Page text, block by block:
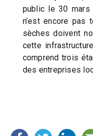
public le 30 mars
n’est encore
sèches doivent
cette
comprend trois
des entreprises